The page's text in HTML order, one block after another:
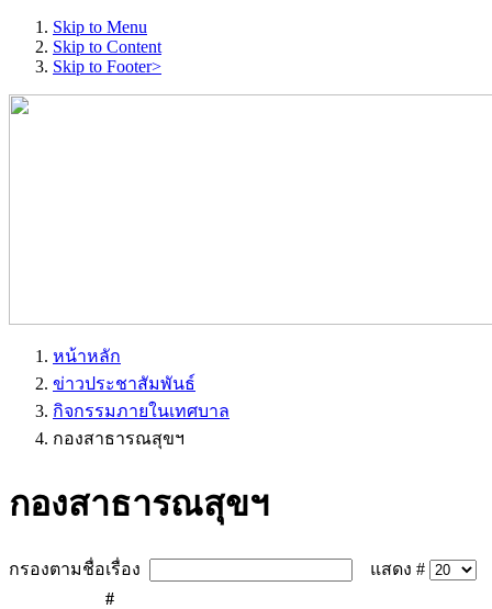
Skip to Menu
Skip to Content
Skip to Footer>
หน้าหลัก
ข่าวประชาสัมพันธ์
กิจกรรมภายในเทศบาล
กองสาธารณสุขฯ
กองสาธารณสุขฯ
กรองตามชื่อเรื่อง
แสดง #
#